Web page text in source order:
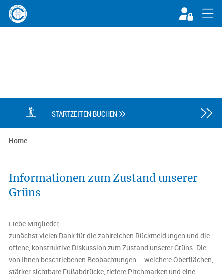
STARTZEITEN BUCHEN  
Home
Informationen zum Zustand unserer
Grüns
Liebe Mitglieder,
zunächst vielen Dank für die zahlreichen Rückmeldungen und die
offene, konstruktive Diskussion zum Zustand unserer Grüns. Die
von Ihnen beschriebenen Beobachtungen – weichere Oberflächen,
stärker sichtbare Fußabdrücke, tiefere Pitchmarken und eine